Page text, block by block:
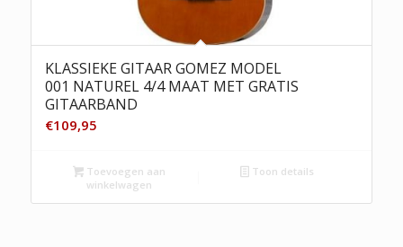
KLASSIEKE GITAAR GOMEZ MODEL
001 NATUREL 4/4 MAAT MET GRATIS
GITAARBAND
€109,95
Toevoegen aan
winkelwagen
Toon details